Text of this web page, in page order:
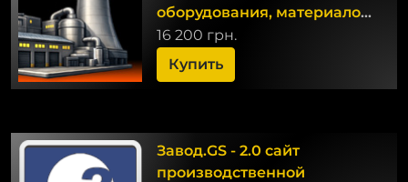
оборудования, материалов,
техники, деталей
16 200 грн.
Купить
Завод.GS - 2.0 сайт
производственной